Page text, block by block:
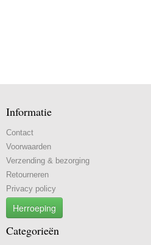
Informatie
Contact
Voorwaarden
Verzending & bezorging
Retourneren
Privacy policy
Herroeping
Categorieën